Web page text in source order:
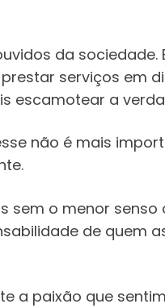
da sociedade.
serviços em
escamotear a
não é mais
sem o menor
de quem
a paixão que